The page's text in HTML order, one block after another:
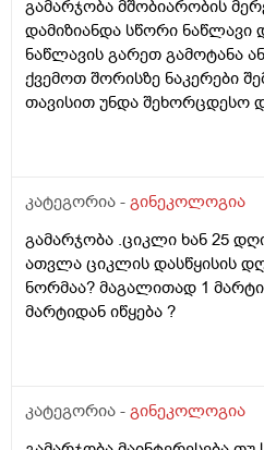
გამარჯობა მშობიარობის
დამიზიანდა სწორი ნაწლავი
ნაწლავის გარეთ გამოტანა
ქვემოთ შორისზე ნაკერები
თავისით უნდა შეხორცდესო
კატეგორია - გინეკოლოგია
გამარჯობა .ციკლი ხან 25
ათვლა ციკლის დასწყისის
ნორმაა? მაგალითად 1
მარტიდან იწყება ?
კატეგორია - გინეკოლოგია